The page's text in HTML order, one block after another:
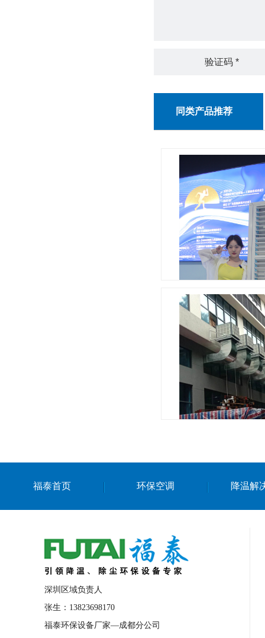
同类产品推荐
福泰首页 环保空调 降温解
深圳区域负责人
张生：13823698170
福泰环保设备厂家—成都分公司